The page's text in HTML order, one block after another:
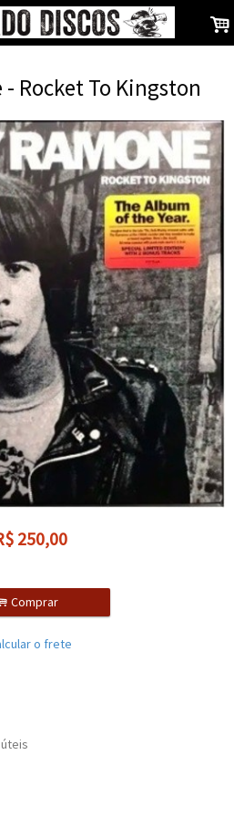
.
Rocket To Kingston
250,00
Comprar
o frete